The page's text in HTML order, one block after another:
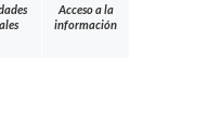
Acceso a la
información